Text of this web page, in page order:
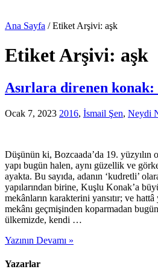
Ana Sayfa / Etiket Arşivi: aşk
Etiket Arşivi: aşk
Asırlara direnen
Ocak 7, 2023 2016, İsmail Şen, Neydi
Düşünün ki, Bozcaada’da 19. yüzyılın
yapı bugün halen, aynı güzellik ve
ayakta. Bu sayıda, adanın ‘kudretli’
yapılarından birine, Kuşlu Konak’a
mekânların karakterini yansıtır; ve
mekânı geçmişinden koparmadan
ülkemizde, kendi …
Yazının Devamı »
Yazarlar